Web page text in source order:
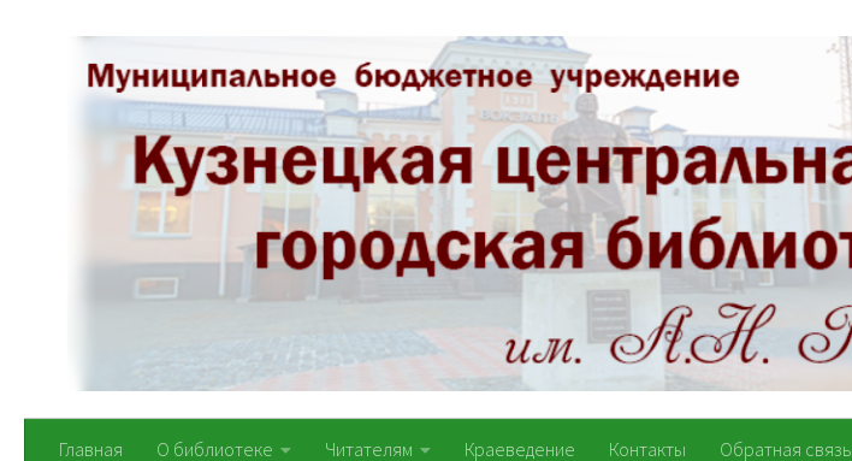
Перейти к содержимому
Главная О библиотеке Читателям Краеведение Контакты Обратная связь